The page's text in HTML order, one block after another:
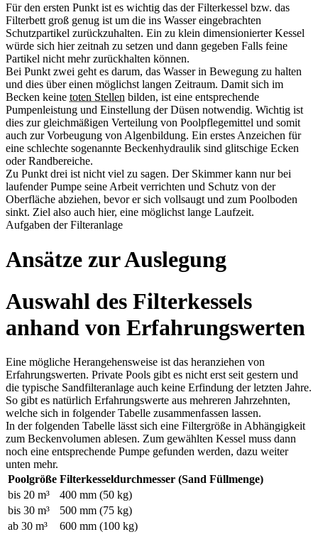
Für den ersten Punkt ist es wichtig das der Filterkessel bzw. das
Filterbett groß genug ist um die ins Wasser eingebrachten
Schutzpartikel zurückzuhalten. Ein zu klein dimensionierter Kessel
würde sich hier zeitnah zu setzen und dann gegeben Falls feine
Partikel nicht mehr zurückhalten können.
Bei Punkt zwei geht es darum, das Wasser in Bewegung zu halten
und dies über einen möglichst langen Zeitraum. Damit sich im
Becken keine toten Stellen bilden, ist eine entsprechende
Pumpenleistung und Einstellung der Düsen notwendig. Wichtig ist
dies zur gleichmäßigen Verteilung von Poolpflegemittel und somit
auch zur Vorbeugung von Algenbildung. Ein erstes Anzeichen für
eine schlechte sogenannte Beckenhydraulik sind glitschige Ecken
oder Randbereiche.
Zu Punkt drei ist nicht viel zu sagen. Der Skimmer kann nur bei
laufender Pumpe seine Arbeit verrichten und Schutz von der
Oberfläche abziehen, bevor er sich vollsaugt und zum Poolboden
sinkt. Ziel also auch hier, eine möglichst lange Laufzeit.
Aufgaben der Filteranlage
Ansätze zur Auslegung
Auswahl des Filterkessels
anhand von Erfahrungswerten
Eine mögliche Herangehensweise ist das heranziehen von
Erfahrungswerten. Private Pools gibt es nicht erst seit gestern und
die typische Sandfilteranlage auch keine Erfindung der letzten Jahre.
So gibt es natürlich Erfahrungswerte aus mehreren Jahrzehnten,
welche sich in folgender Tabelle zusammenfassen lassen.
In der folgenden Tabelle lässt sich eine Filtergröße in Abhängigkeit
zum Beckenvolumen ablesen. Zum gewählten Kessel muss dann
noch eine entsprechende Pumpe gefunden werden, dazu weiter
unten mehr.
Poolgröße Filterkesseldurchmesser (Sand Füllmenge)
bis 20 m³
400 mm (50 kg)
bis 30 m³
500 mm (75 kg)
ab 30 m³
600 mm (100 kg)